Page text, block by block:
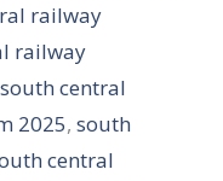
railway
railway
south central
2025, south
central